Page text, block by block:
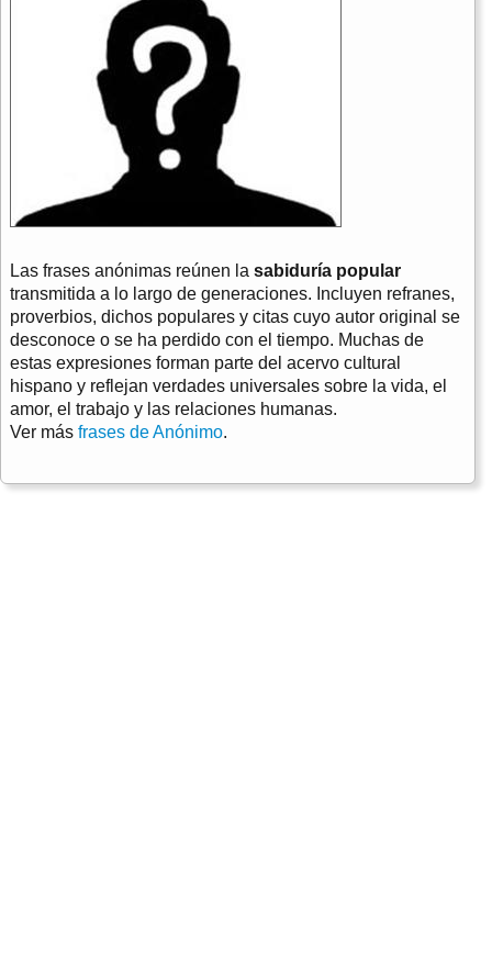
Las frases anónimas reúnen la sabiduría popular
transmitida a lo largo de generaciones. Incluyen refranes,
proverbios, dichos populares y citas cuyo autor original se
desconoce o se ha perdido con el tiempo. Muchas de
estas expresiones forman parte del acervo cultural
hispano y reflejan verdades universales sobre la vida, el
amor, el trabajo y las relaciones humanas.
Ver más frases de Anónimo.